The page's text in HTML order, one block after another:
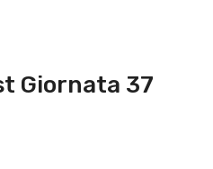
Giornata 37